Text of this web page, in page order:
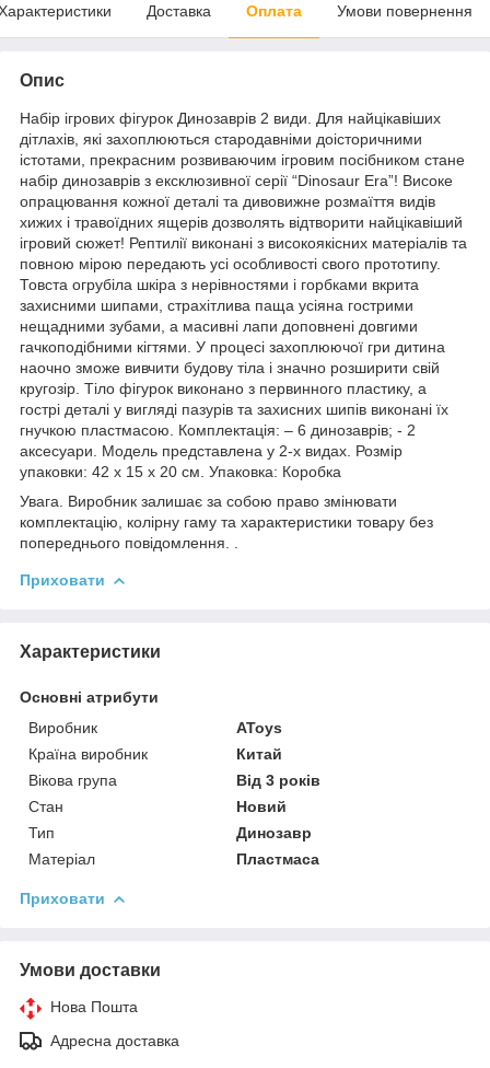
Доставка Оплата Умови повернення
Опис
Набір ігрових фігурок Динозаврів 2 види. Для найцікавіших
дітлахів, які захоплюються стародавніми доісторичними
істотами, прекрасним розвиваючим ігровим посібником стане
набір динозаврів з ексклюзивної серії “Dinosaur Era”! Високе
опрацювання кожної деталі та дивовижне розмаїття видів
хижих і травоїдних ящерів дозволять відтворити найцікавіший
ігровий сюжет! Рептилії виконані з високоякісних матеріалів та
повною мірою передають усі особливості свого прототипу.
Товста огрубіла шкіра з нерівностями і горбками вкрита
захисними шипами, страхітлива паща усіяна гострими
нещадними зубами, а масивні лапи доповнені довгими
гачкоподібними кігтями. У процесі захоплюючої гри дитина
наочно зможе вивчити будову тіла і значно розширити свій
кругозір. Тіло фігурок виконано з первинного пластику, а
гострі деталі у вигляді пазурів та захисних шипів виконані їх
гнучкою пластмасою. Комплектація: – 6 динозаврів; - 2
аксесуари. Модель представлена у 2-х видах. Розмір
упаковки: 42 х 15 х 20 см. Упаковка: Коробка
Увага. Виробник залишає за собою право змінювати
комплектацію, колірну гаму та характеристики товару без
попереднього повідомлення. .
Приховати
Характеристики
Основні атрибути
Виробник
AToys
Країна виробник
Китай
Вікова група
Від 3 років
Стан
Новий
Тип
Динозавр
Матеріал
Пластмаса
Приховати
Умови доставки
Нова Пошта
Адресна доставка